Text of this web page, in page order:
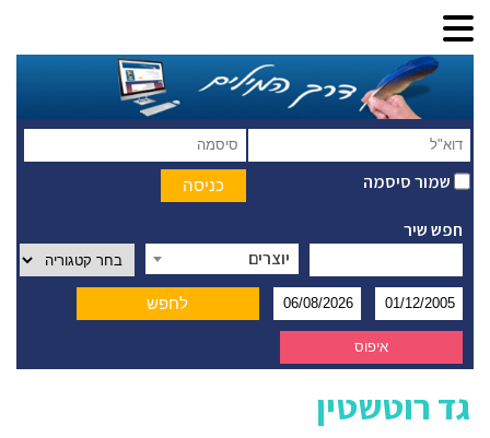
שמור סיסמה
חפש שיר
יוצרים
גד רוטשטין